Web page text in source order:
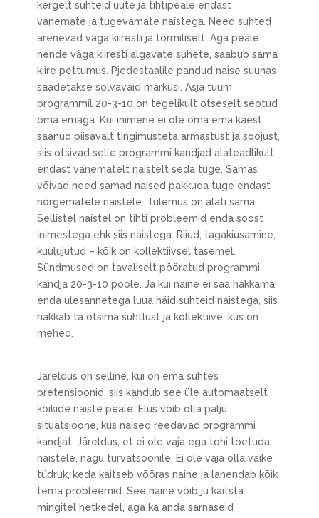
kergelt suhteid uute ja tihtipeale endast
vanemate ja tugevamate naistega. Need suhted
arenevad väga kiiresti ja tormiliselt. Aga peale
nende väga kiiresti algavate suhete, saabub sama
kiire pettumus. Pjedestaalile pandud naise suunas
saadetakse solvavaid märkusi. Asja tuum
programmil 20-3-10 on tegelikult otseselt seotud
oma emaga. Kui inimene ei ole oma ema käest
saanud piisavalt tingimusteta armastust ja soojust,
siis otsivad selle programmi kandjad alateadlikult
endast vanematelt naistelt seda tuge. Samas
võivad need samad naised pakkuda tuge endast
nõrgematele naistele. Tulemus on alati sama.
Sellistel naistel on tihti probleemid enda soost
inimestega ehk siis naistega. Riiud, tagakiusamine,
kuulujutud – kõik on kollektiivsel tasemel.
Sündmused on tavaliselt pööratud programmi
kandja 20-3-10 poole. Ja kui naine ei saa hakkama
enda ülesannetega luua häid suhteid naistega, siis
hakkab ta otsima suhtlust ja kollektiive, kus on
mehed.
Järeldus on selline, kui on ema suhtes
pretensioonid, siis kandub see üle automaatselt
kõikide naiste peale. Elus võib olla palju
situatsioone, kus naised reedavad programmi
kandjat. Järeldus, et ei ole vaja ega tohi toetuda
naistele, nagu turvatsoonile. Ei ole vaja olla väike
tüdruk, keda kaitseb võõras naine ja lahendab kõik
tema probleemid. See naine võib ju kaitsta
mingitel hetkedel, aga ka anda sarnaseid